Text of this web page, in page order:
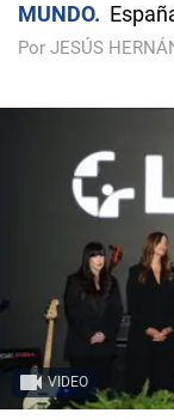
MUNDO
Por JESÚS
VIDEO